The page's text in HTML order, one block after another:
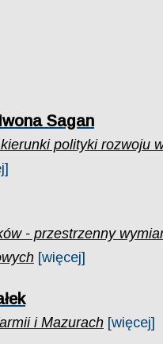
Sagan
polityki rozwoju
- przestrzenny
[więcej]
i Mazurach [więcej]